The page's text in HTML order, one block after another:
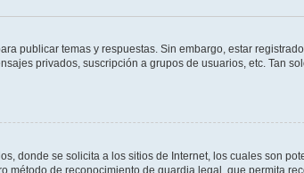
publicar temas y respuestas. Sin embargo, estar
privados, suscripción a grupos de usuarios, etc. Tan
donde se solicita a los sitios de Internet, los cuales son
método de reconocimiento de guardia legal, que permita